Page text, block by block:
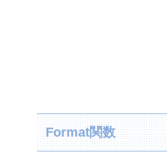
Format関数